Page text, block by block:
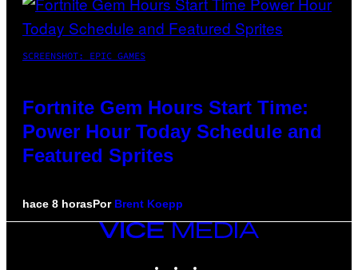
SCREENSHOT: EPIC GAMES
Fortnite Gem Hours Start Time:
Power Hour Today Schedule and
Featured Sprites
hace 8 horasPor Brent Koepp
VICE
MEDIA